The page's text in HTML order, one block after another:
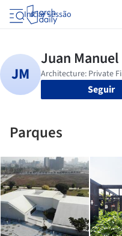
Iniciar sessão
Seguir
Parques